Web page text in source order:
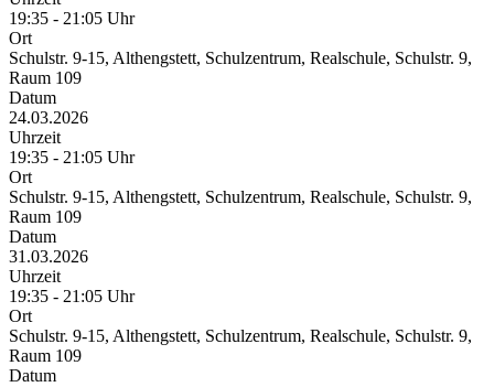
19:35 - 21:05 Uhr
Ort
Schulstr. 9-15, Althengstett, Schulzentrum, Realschule, Schulstr. 9,
Raum 109
Datum
24.03.2026
Uhrzeit
19:35 - 21:05 Uhr
Ort
Schulstr. 9-15, Althengstett, Schulzentrum, Realschule, Schulstr. 9,
Raum 109
Datum
31.03.2026
Uhrzeit
19:35 - 21:05 Uhr
Ort
Schulstr. 9-15, Althengstett, Schulzentrum, Realschule, Schulstr. 9,
Raum 109
Datum